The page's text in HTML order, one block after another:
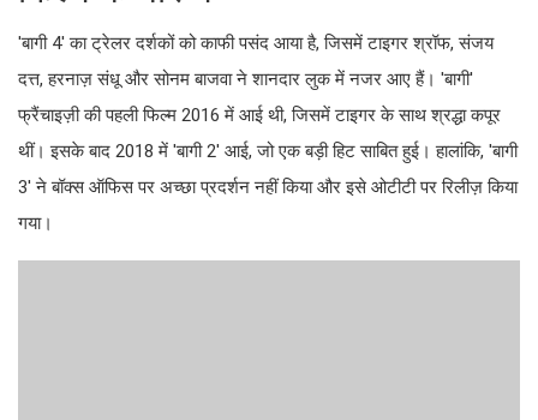
'बागी 4' का ट्रेलर दर्शकों को काफी पसंद आया है, जिसमें टाइगर श्रॉफ, संजय
दत्त, हरनाज़ संधू और सोनम बाजवा ने शानदार लुक में नजर आए हैं। 'बागी'
फ्रैंचाइज़ी की पहली फिल्म 2016 में आई थी, जिसमें टाइगर के साथ श्रद्धा कपूर
थीं। इसके बाद 2018 में 'बागी 2' आई, जो एक बड़ी हिट साबित हुई। हालांकि, 'बागी
3' ने बॉक्स ऑफिस पर अच्छा प्रदर्शन नहीं किया और इसे ओटीटी पर रिलीज़ किया
गया।